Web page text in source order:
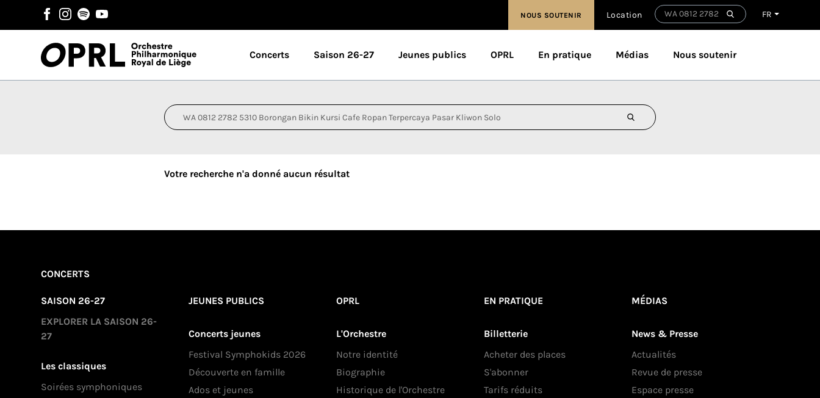
FR
NOUS SOUTENIR Location
Concerts Saison 26-27 Jeunes publics OPRL En pratique Médias Nous soutenir
Votre recherche n'a donné aucun résultat
CONCERTS
SAISON 26-27
EXPLORER LA SAISON 26-
27
Les classiques
Soirées symphoniques
JEUNES PUBLICS
Concerts jeunes
Festival Symphokids 2026
Découverte en famille
Ados et jeunes
OPRL
L'Orchestre
Notre identité
Biographie
Historique de l'Orchestre
EN PRATIQUE
Billetterie
Acheter des places
S'abonner
Tarifs réduits
MÉDIAS
News & Presse
Actualités
Revue de presse
Espace presse